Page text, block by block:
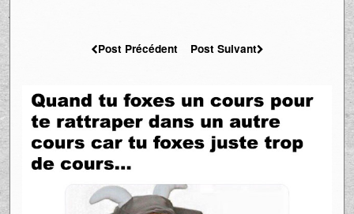
Post Précédent Post Suivant